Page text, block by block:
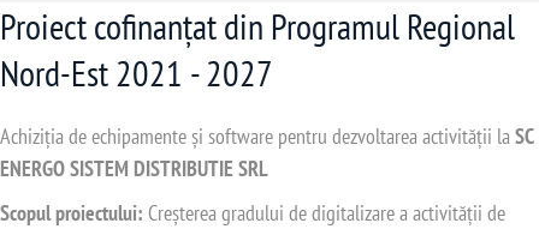
Proiect cofinanțat din Programul Regional
Nord-Est 2021 - 2027
Achiziția de echipamente și software pentru dezvoltarea activității la SC
ENERGO SISTEM DISTRIBUTIE SRL
Scopul proiectului: Creșterea gradului de digitalizare a activității de